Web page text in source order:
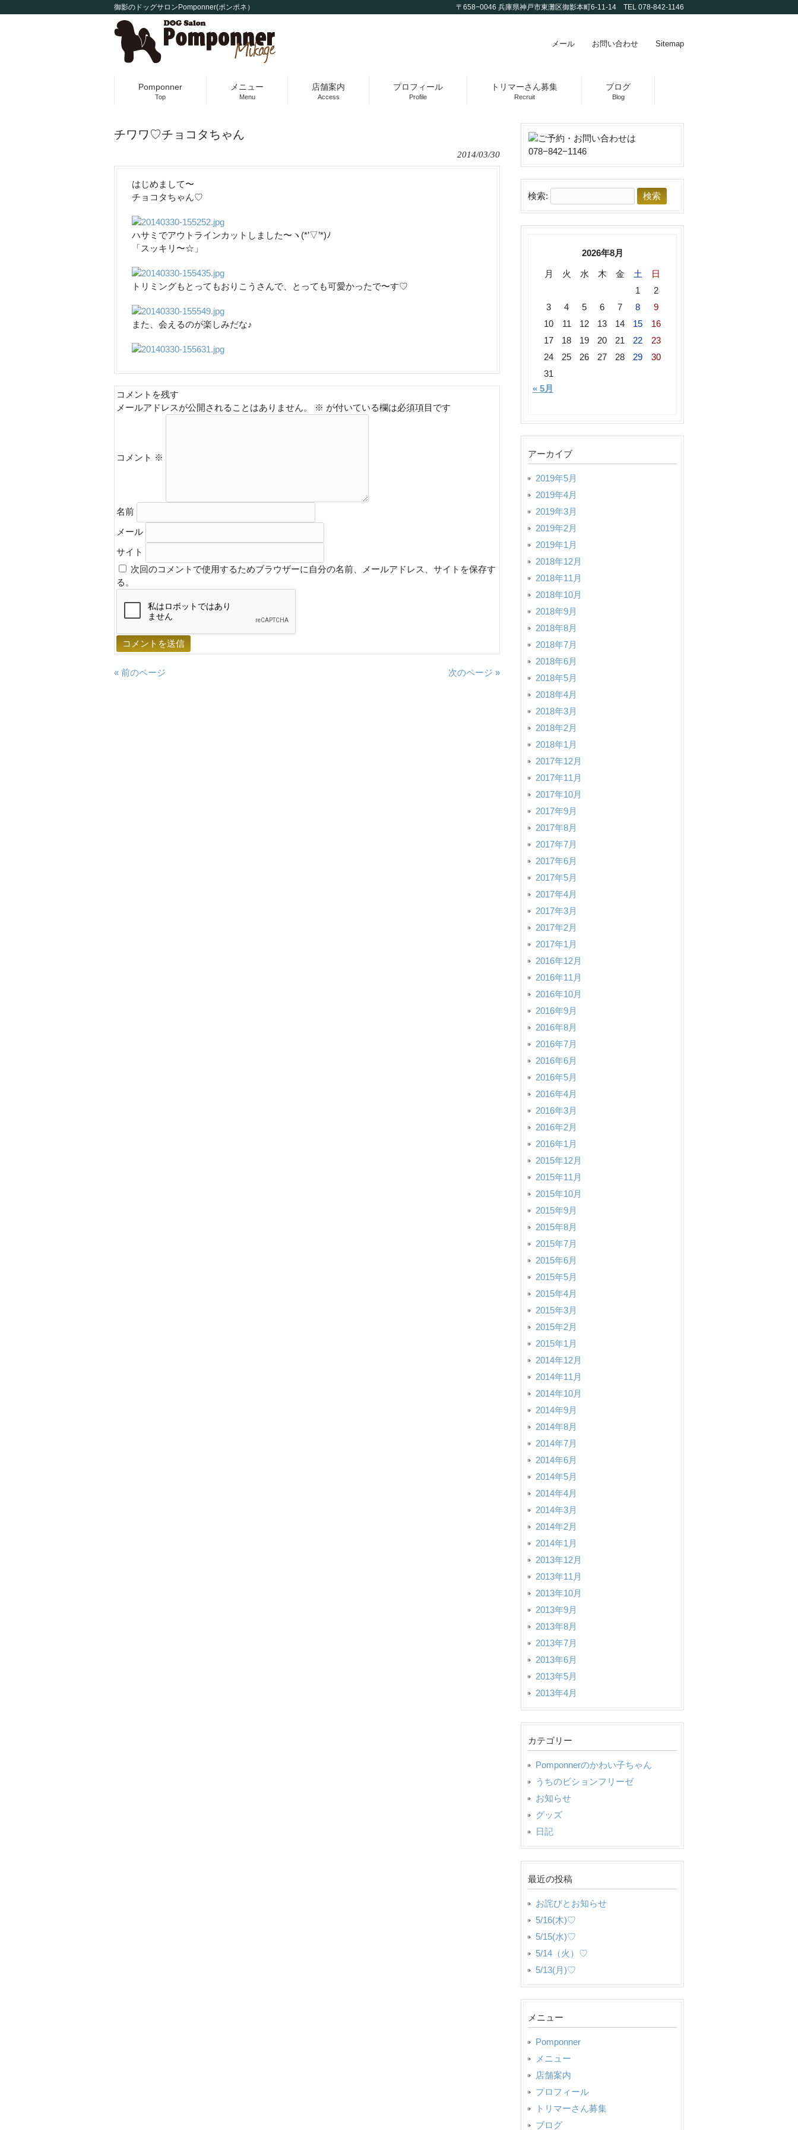
御影のドッグサロンPomponner(ポンポネ） 〒658−0046 兵庫県神戸市東灘区御影本町6-11-14 TEL 078-842-1146
メール お問い合わせ Sitemap
Pomponner
Top
メニュー
Menu
店舗案内
Access
プロフィール
Profile
トリマーさん募集
Recruit
ブログ
Blog
チワワ♡チョコタちゃん
2014/03/30
はじめまして〜
チョコタちゃん♡
ハサミでアウトラインカットしました〜ヽ(*’▽’*)ﾉ
「スッキリ〜☆」
トリミングもとってもおりこうさんで、とっても可愛かったで〜す♡
また、会えるのが楽しみだな♪
コメントを残す
メールアドレスが公開されることはありません。
※ が付いている欄は必須項目です
コメント ※
名前
メール
サイト
次回のコメントで使用するためブラウザーに自分の名前、メールアドレス、サイトを保存す
る。
« 前のページ 次のページ »
検索:
2026年8月
月 火 水 木 金 土
日
1
2
3
4 5 6 7 8
9
10
11 12 13 14 15
16
17
18 19 20 21 22
23
24
25 26 27 28 29
30
31
« 5月
アーカイブ
2019年5月
2019年4月
2019年3月
2019年2月
2019年1月
2018年12月
2018年11月
2018年10月
2018年9月
2018年8月
2018年7月
2018年6月
2018年5月
2018年4月
2018年3月
2018年2月
2018年1月
2017年12月
2017年11月
2017年10月
2017年9月
2017年8月
2017年7月
2017年6月
2017年5月
2017年4月
2017年3月
2017年2月
2017年1月
2016年12月
2016年11月
2016年10月
2016年9月
2016年8月
2016年7月
2016年6月
2016年5月
2016年4月
2016年3月
2016年2月
2016年1月
2015年12月
2015年11月
2015年10月
2015年9月
2015年8月
2015年7月
2015年6月
2015年5月
2015年4月
2015年3月
2015年2月
2015年1月
2014年12月
2014年11月
2014年10月
2014年9月
2014年8月
2014年7月
2014年6月
2014年5月
2014年4月
2014年3月
2014年2月
2014年1月
2013年12月
2013年11月
2013年10月
2013年9月
2013年8月
2013年7月
2013年6月
2013年5月
2013年4月
カテゴリー
Pomponnerのかわい子ちゃん
うちのビションフリーゼ
お知らせ
グッズ
日記
最近の投稿
お詫びとお知らせ
5/16(木)♡
5/15(水)♡
5/14（火）♡
5/13(月)♡
メニュー
Pomponner
メニュー
店舗案内
プロフィール
トリマーさん募集
ブログ